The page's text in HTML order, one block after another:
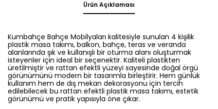
Ürün Açıklaması
Kumbahçe Bahçe Mobilyaları kalitesiyle sunulan 4 kişilik
plastik masa takımı, balkon, bahçe, teras ve veranda
alanlarında şık ve kullanışlı bir oturma alanı oluşturmak
isteyenler için ideal bir seçenektir. Kaliteli plastikten
üretilmiştir ve rattan efektli yüzeyi sayesinde doğal örgü
görünümünü modern bir tasarımla birleştirir. Hem günlük
kullanım hem de dış mekan dekorasyonu için tercih
edilebilecek bu rattan efektli plastik masa takımı, estetik
görünümü ve pratik yapısıyla öne çıkar.